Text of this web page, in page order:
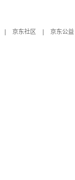
京东社区
京东公益